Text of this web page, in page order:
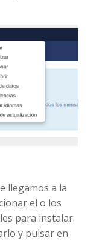
llegamos a la
el o los
para instalar.
y pulsar en